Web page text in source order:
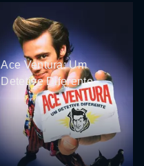
Ace Ventura: Um
Detetive Diferente